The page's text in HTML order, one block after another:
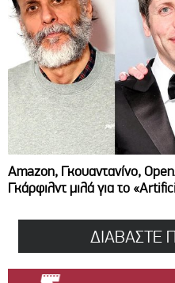
Amazon, Γκουαντανίνο,
Γκάρφιλντ μιλά για το
ΔΙΑΒΑΣΤΕ